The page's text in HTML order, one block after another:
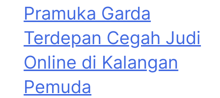
Pramuka Garda
Terdepan Cegah Judi
Online di Kalangan
Pemuda